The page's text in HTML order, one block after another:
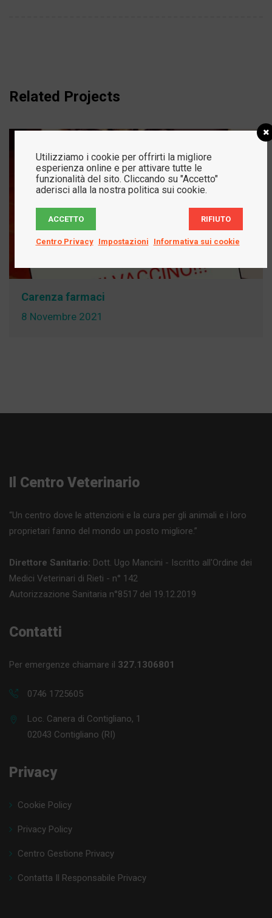
Related Projects
Carenza farmaci
8 Novembre 2021
Il Centro Veterinario
“Un centro dove le attenzioni e la cura per gli animali e i loro
proprietari fanno del mondo un posto migliore.”
Direttore Sanitario: Dott. Ugo Mancini - Iscritto all'Ordine dei
Medici Veterinari di Rieti - n° 142
Autorizzazione Sanitaria n°8517 del 19.12.2019
Contatti
Per emergenze chiamare il 327.1306801
0746 1725605
Loc. Canera di Contigliano, 1
02043 Contigliano (RI)
Privacy
Cookie Policy
Privacy Policy
Centro Gestione Privacy
Contatta Il Responsabile Privacy
Utilizziamo i cookie per offrirti la migliore
esperienza online e per attivare tutte le
funzionalità del sito. Cliccando su "Accetto"
aderisci alla la nostra politica sui cookie.
ACCETTO RIFIUTO
Centro Privacy Impostazioni Informativa sui cookie